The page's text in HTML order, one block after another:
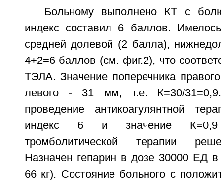
Больному выполнено КТ с
индекс составил 6 баллов.
средней долевой (2 балла),
4+2=6 баллов (см. фиг.2), что
ТЭЛА. Значение поперечника
левого - 31 мм, т.е. К=30/
проведение антикоагулянтной
индекс 6 и значение К=0,9
тромболитической терапии
Назначен гепарин в дозе 30000 ЕД в
66 кг). Состояние больного с